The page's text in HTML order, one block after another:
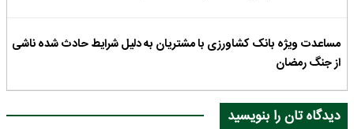
مساعدت ویژه بانک کشاورزی با مشتریان به دلیل شرایط حادث شده ناشی
از جنگ رمضان
دیدگاه تان را بنویسید